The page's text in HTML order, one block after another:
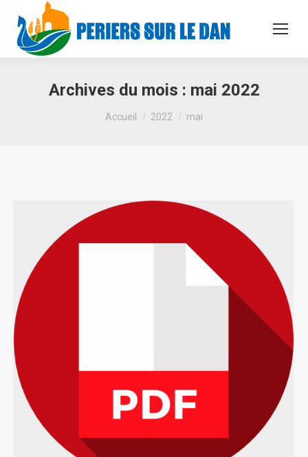
Archives du mois : mai 2022
Vous êtes ici :
Accueil 2022 mai